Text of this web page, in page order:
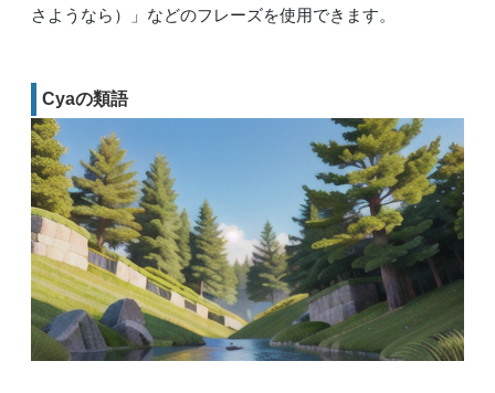
さようなら）」などのフレーズを使用できます。
Cyaの類語